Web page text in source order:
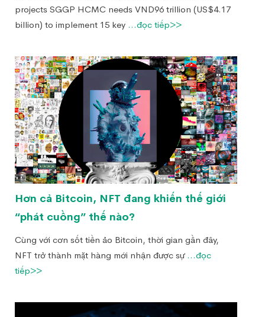
projects SGGP HCMC needs VND96 trillion (US$4.17
billion) to implement 15 key ...đọc tiếp>>
Hơn cả Bitcoin, NFT đang khiến thế giới
“phát cuồng” thế nào?
Cùng với cơn sốt tiền ảo Bitcoin, thời gian gần đây,
NFT trở thành mặt hàng mới nhận được sự ...đọc
tiếp>>